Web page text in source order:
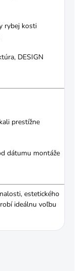
rybej kosti
DESIGN
prestížne
dátumu montáže
estetického
ideálnu voľbu